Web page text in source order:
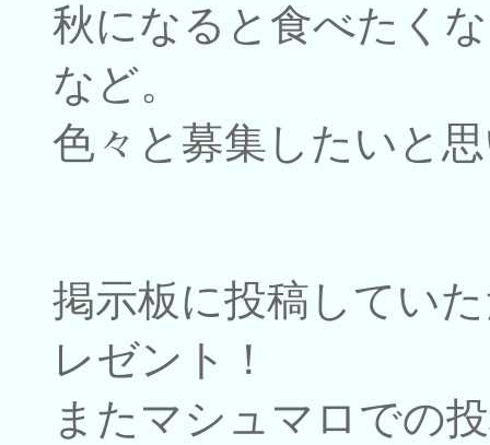
秋になると食べたく
など。
色々と募集したいと
掲示板に投稿してい
レゼント！
またマシュマロでの